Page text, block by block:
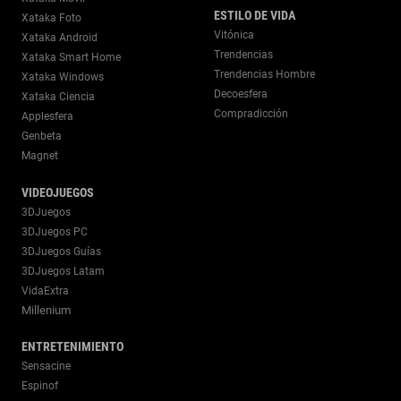
Xataka Foto
Xataka Android
Xataka Smart Home
Xataka Windows
Xataka Ciencia
Applesfera
Genbeta
Magnet
VIDEOJUEGOS
3DJuegos
3DJuegos PC
3DJuegos Guías
3DJuegos Latam
VidaExtra
Millenium
ENTRETENIMIENTO
Sensacine
Espinof
ESTILO DE VIDA
Vitónica
Trendencias
Trendencias Hombre
Decoesfera
Compradicción